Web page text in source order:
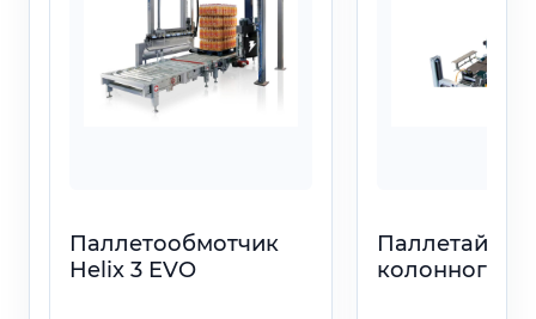
Паллетообмотчик
Helix 3 EVO
Паллетайзер
колонного